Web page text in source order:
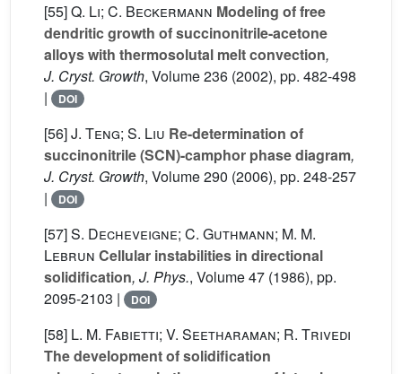
[55]Q. Li; C. Beckermann Modeling of free
dendritic growth of succinonitrile-acetone
alloys with thermosolutal melt convection,
J. Cryst. Growth, Volume 236 (2002), pp. 482-498
|
DOI
[56]J. Teng; S. Liu Re-determination of
succinonitrile (SCN)-camphor phase diagram,
J. Cryst. Growth, Volume 290 (2006), pp. 248-257
|
DOI
[57]S. Decheveigne; C. Guthmann; M. M.
Lebrun Cellular instabilities in directional
solidification, J. Phys., Volume 47 (1986), pp.
2095-2103 |
DOI
[58] L. M. Fabietti; V. Seetharaman; R. Trivedi
The development of solidification